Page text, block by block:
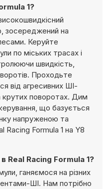
1?
зосереджений на
Керуйте
по міських трасах і
швидкість,
Проходьте
від агресивних ШІ-
крутих поворотах. Дим
що базується
напруженою та
Racing Formula 1 на Y8
Racing Formula 1?
ганяємося на різних
ШІ. Нам потрібно